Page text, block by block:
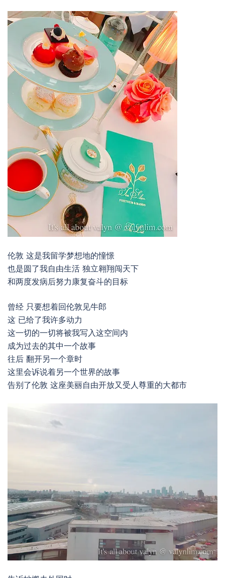
伦敦 这是我留学梦想地的憧憬
也是圆了我自由生活 独立翱翔闯天下
和两度发病后努力康复奋斗的目标
曾经 只要想着回伦敦见牛郎
这 已给了我许多动力
这一切的一切将被我写入这空间内
成为过去的其中一个故事
往后 翻开另一个章时
这里会诉说着另一个世界的故事
告别了伦敦 这座美丽自由开放又受人尊重的大都市